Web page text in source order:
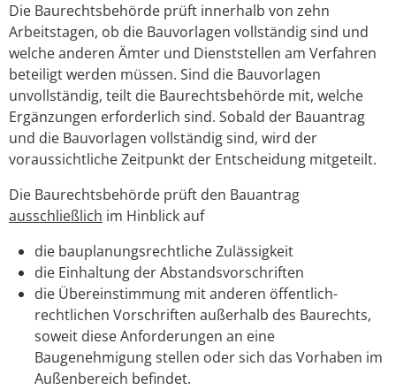
Die Baurechtsbehörde prüft innerhalb von zehn
Arbeitstagen, ob die Bauvorlagen vollständig sind und
welche anderen Ämter und Dienststellen am Verfahren
beteiligt werden müssen. Sind die Bauvorlagen
unvollständig, teilt die Baurechtsbehörde mit, welche
Ergänzungen erforderlich sind. Sobald der Bauantrag
und die Bauvorlagen vollständig sind, wird der
voraussichtliche Zeitpunkt der Entscheidung mitgeteilt.
Die Baurechtsbehörde prüft den Bauantrag
ausschließlich im Hinblick auf
die bauplanungsrechtliche Zulässigkeit
die Einhaltung der Abstandsvorschriften
die Übereinstimmung mit anderen öffentlich-
rechtlichen Vorschriften außerhalb des Baurechts,
soweit diese Anforderungen an eine
Baugenehmigung stellen oder sich das Vorhaben im
Außenbereich befindet.